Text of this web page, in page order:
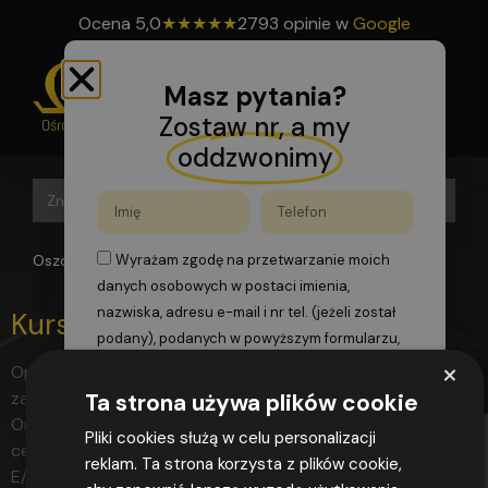
Ocena 5,0★★★★★2793 opinie wGoogle
Search
for:
Search
Oszomega>r1234
Kurs F-Gazy sam. do 3,5t
Opis Program Podstawa Certyfikat FAQ Rejestr wydanych
zaświadczeń Pozostałe Ośrodek Szkolenia Zawodowego
Omega posiada własną Komisję Egzaminacyjną. Posiadamy
certyfikację UDT jako jednostka szkoleniowa FGAZ-
E/27/0021/02 Pozycja 24 Szkolenie z obsługi klimatyzacji
×
Ta strona używa plików cookie
Pliki cookies służą w celu personalizacji
reklam. Ta strona korzysta z plików cookie,
Masz pytania?
Zostaw nr, a my
oddzwonimy
Wyrażam zgodę na przetwarzanie moich
danych osobowych w postaci imienia,
nazwiska, adresu e-mail i nr tel. (jeżeli został
podany), podanych w powyższym formularzu,
Parlamentu Europejskiego i Rady (UE)
2016/679 z dnia 27 kwietnia 2016 r. w sprawie
ochrony osób fizycznych w związku z
przetwarzaniem danych osobowych i w